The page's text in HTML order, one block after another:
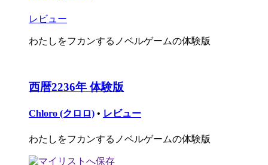
レビュー
わたしをフカンするノベルゲームの体験版
西暦2236年 体験版
Chloro (クロロ) • レビュー
わたしをフカンするノベルゲームの体験版